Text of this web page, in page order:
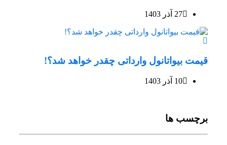
27 آذر 1403
قیمت بیواتانول وارداتی چقدر خواهد شد؟!
10 آذر 1403
برچسب ها